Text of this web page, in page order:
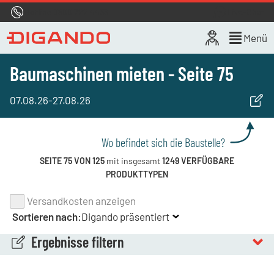
Menü
Baumaschinen mieten - Seite 75
07.08.26-27.08.26
Wo befindet sich die Baustelle?
SEITE 75 VON 125mit insgesamt1249 VERFÜGBARE
PRODUKTTYPEN
Ergebnisse filtern
Versandkosten anzeigen
Sortieren nach:Digando präsentiert